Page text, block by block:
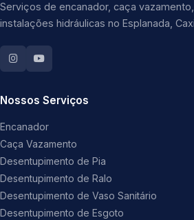
Serviços de encanador, caça
instalações hidráulicas no Esplanada,
Nossos Serviços
Encanador
Caça Vazamento
Desentupimento de Pia
Desentupimento de Ralo
Desentupimento de Vaso Sanitário
Desentupimento de Esgoto